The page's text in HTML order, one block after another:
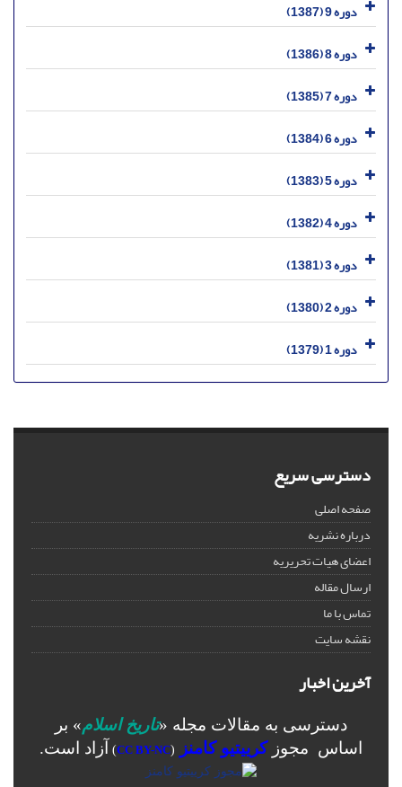
دوره 9 (1387)
دوره 8 (1386)
دوره 7 (1385)
دوره 6 (1384)
دوره 5 (1383)
دوره 4 (1382)
دوره 3 (1381)
دوره 2 (1380)
دوره 1 (1379)
دسترسی سریع
صفحه اصلی
درباره نشریه
اعضای هیات تحریریه
ارسال مقاله
تماس با ما
نقشه سایت
آخرین اخبار
دسترسی به مقالات مجله «تاریخ اسلام» بر
اساس مجوزکرییتیو کامنز (
CC BY-NC
) آزاد است.